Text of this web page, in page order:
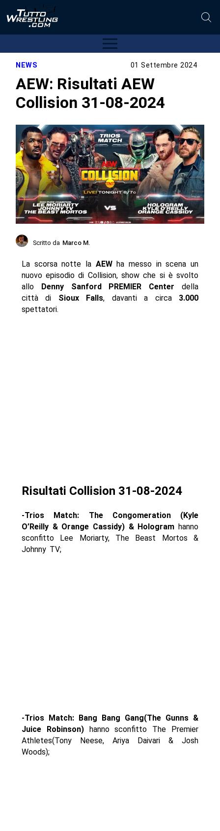
NEWS 01 Settembre 2024
AEW: Risultati AEW
Collision 31-08-2024
Scritto da Marco M.
La scorsa notte la AEWha messo in scena un
nuovo episodio di Collision, show che si è svolto
allo
Denny Sanford PREMIER Center della
città di Sioux Falls, davanti a circa 3.000
spettatori.
Risultati Collision 31-08-2024
-Trios Match: The Congomeration (Kyle
O’Reilly & Orange Cassidy) & Hologram hanno
sconfitto Lee Moriarty, The Beast Mortos &
Johnny TV;
-Trios Match: Bang Bang Gang(The Gunns &
Juice Robinson)
hanno sconfitto The Premier
Athletes(Tony Neese, Ariya Daivari & Josh
Woods);